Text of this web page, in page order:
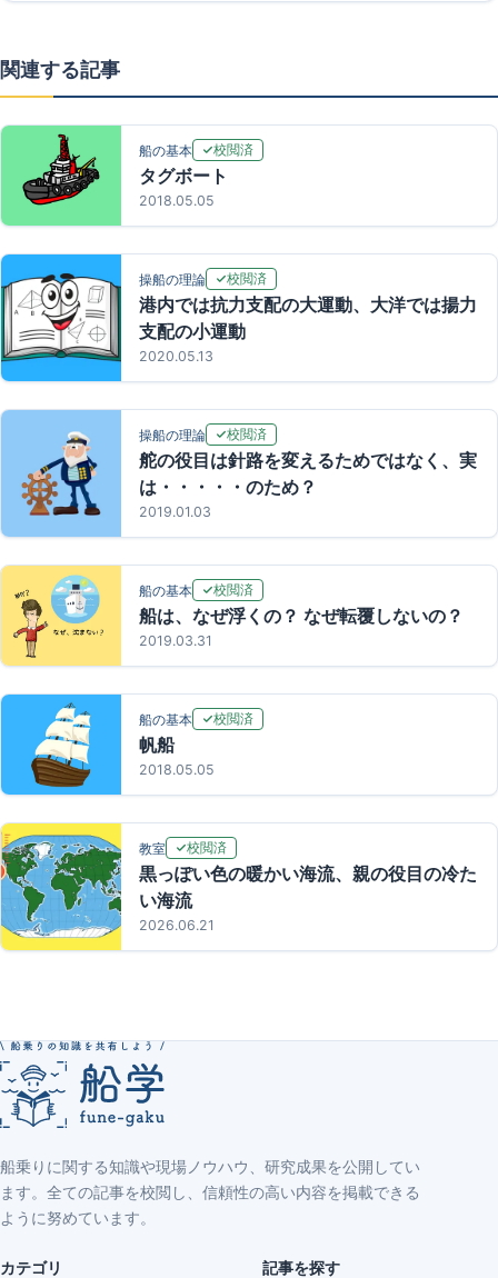
関連する記事
船の基本 校閲済
タグボート
2018.05.05
操船の理論 校閲済
港内では抗力支配の大運動、大洋では揚力
支配の小運動
2020.05.13
操船の理論 校閲済
舵の役目は針路を変えるためではなく、実
は・・・・・のため？
2019.01.03
船の基本 校閲済
船は、なぜ浮くの？ なぜ転覆しないの？
2019.03.31
船の基本 校閲済
帆船
2018.05.05
教室 校閲済
黒っぽい色の暖かい海流、親の役目の冷た
い海流
2026.06.21
船乗りに関する知識や現場ノウハウ、研究成果を公開してい
ます。全ての記事を校閲し、信頼性の高い内容を掲載できる
ように努めています。
カテゴリ 記事を探す